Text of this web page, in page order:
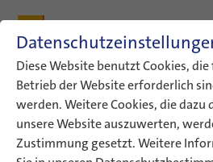
Diese Website benutzt Cookies,
Betrieb der Website erforderlich
werden. Weitere Cookies, die dazu
unsere Website auszuwerten,
Zustimmung gesetzt. Weitere
ConAct Aktuelles
News
Call for Applications:…